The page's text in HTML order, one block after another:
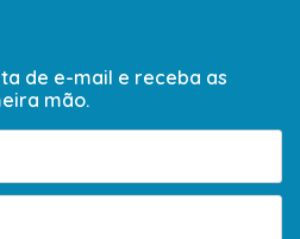
de e-mail e receba as
mão.